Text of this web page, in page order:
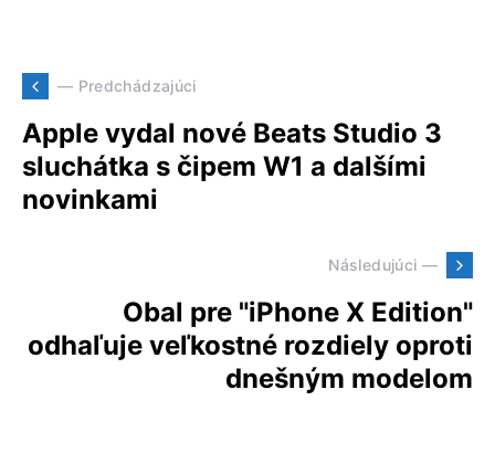
— Predchádzajúci
Apple vydal nové Beats Studio 3
sluchátka s čipem W1 a dalšími
novinkami
Následujúci —
Obal pre "iPhone X Edition"
odhaľuje veľkostné rozdiely oproti
dnešným modelom